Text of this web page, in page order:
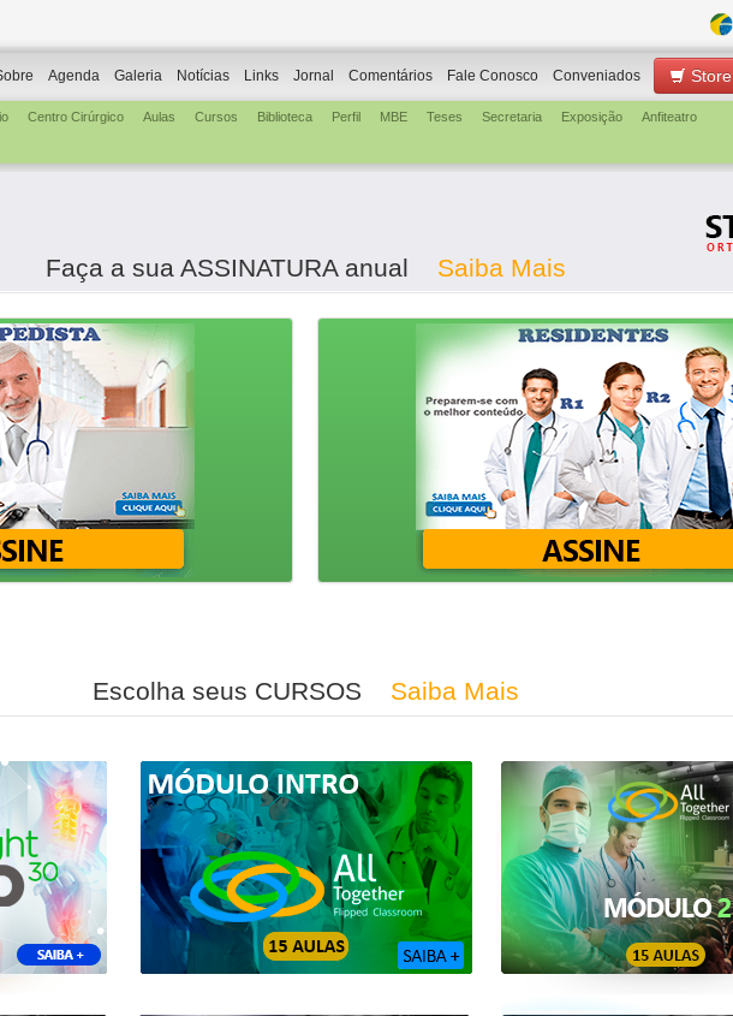
Agenda Galeria Notícias Links Jornal Comentários Fale Conosco Conveniados Store
Centro Cirúrgico Aulas Cursos Biblioteca Perfil MBE Teses Secretaria Exposição Anfiteatro
Faça a sua ASSINATURA anual Saiba Mais
Escolha seus CURSOS Saiba Mais